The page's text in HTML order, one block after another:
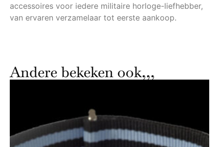
accessoires voor iedere militaire horloge-liefhebber,
van ervaren verzamelaar tot eerste aankoop.
Andere bekeken ook,,,